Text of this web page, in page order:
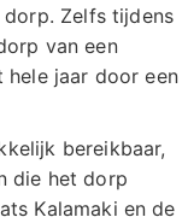
Zelfs tijdens
van een
jaar door een
bereikbaar,
die het dorp
Kalamaki en de